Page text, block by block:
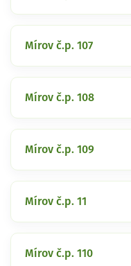
Mírov č.p. 107
Mírov č.p. 108
Mírov č.p. 109
Mírov č.p. 11
Mírov č.p. 110